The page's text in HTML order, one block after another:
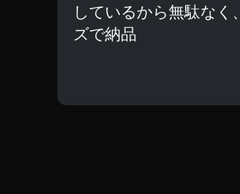
しているから無駄なく
ズで納品